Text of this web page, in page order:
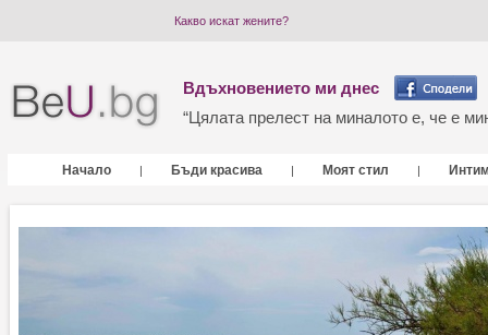
Какво искат жените?
Вдъхновението ми днес
“Цялата прелест на миналото е, че е
Начало | Бъди красива | Моят стил |